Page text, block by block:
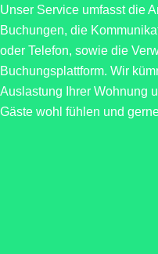
Unser Service umfasst die
Buchungen, die
oder Telefon, sowie die
Buchungsplattform. Wir
Auslastung Ihrer Wohnung
Gäste wohl fühlen und